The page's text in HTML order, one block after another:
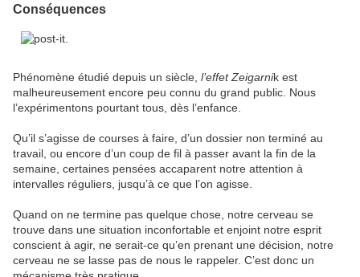
Conséquences
Phénomène étudié depuis un siècle, l’effet Zeigarnik est
malheureusement encore peu connu du grand public. Nous
l’expérimentons pourtant tous, dès l’enfance.
Qu’il s’agisse de courses à faire, d’un dossier non terminé au
travail, ou encore d’un coup de fil à passer avant la fin de la
semaine, certaines pensées accaparent notre attention à
intervalles réguliers, jusqu’à ce que l’on agisse.
Quand on ne termine pas quelque chose, notre cerveau se
trouve dans une situation inconfortable et enjoint notre esprit
conscient à agir, ne serait-ce qu’en prenant une décision, notre
cerveau ne se lasse pas de nous le rappeler. C’est donc un